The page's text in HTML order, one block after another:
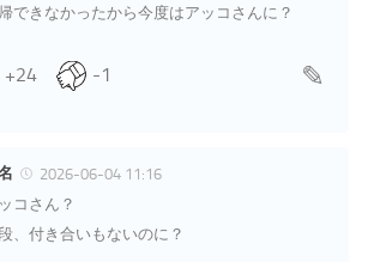
できなかったから今度はアッコさんに？
+24 -1
2026-06-04 11:16
コさん？
、付き合いもないのに？